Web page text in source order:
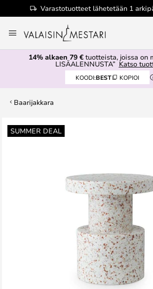
Varastotuotteet lähetetään 1
to
Content
14% alkaen 79 €tuotteista, joissa on
LISÄALENNUSTA” Katso
KOODI:BEST KOPIOI
Baarijakkara
SUMMER DEAL
Skip
to